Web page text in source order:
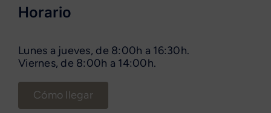
Horario
Lunes a jueves, de 8:00h a 16:30h.
Viernes, de 8:00h a 14:00h.
Cómo llegar